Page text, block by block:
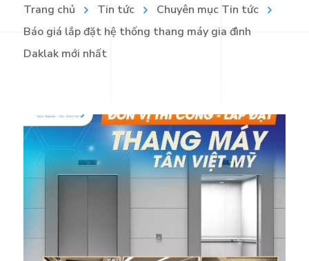
Trang chủ Tin tức
Chuyên mục Tin tức
Báo giá lắp đặt hệ thống thang máy gia đình
Daklak mới nhất